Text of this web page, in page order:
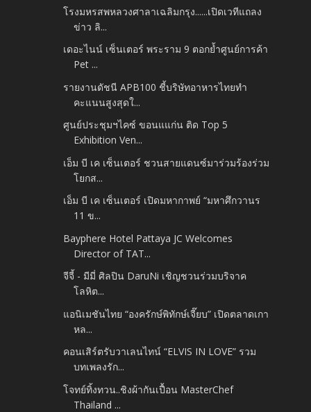
โรงมหรสพหลวงศาลาเฉลิมกรุง......เปิดเวทีแถลง
ข่าว ลิ...
เดอะไนน์ เซ็นเตอร์ พระราม 9 ตอกย้ำศูนย์การค้า
Pet ...
รายงานดัชนี APB100 ชี้บริษัทอาหารไทยทำ
คะแนนสูงสุดใ...
ศูนย์ประชุมฯไคซ์ ขอนแแก่น ติด Top 5
Exhibition Ven...
เอ็ม บี เค เซ็นเตอร์ ชวนสายแดนซ์มาร่วมร้องร่วม
โยกส...
เอ็ม บี เค เซ็นเตอร์ เปิดมหากาพย์ “มหาศึกวานร
11 ข...
Bayphere Hotel Pattaya JC Welcomes
Director of TAT...
จีจี้ - มีมี่ ศิลปิน DaruNi เชิญชวนร่วมบริจาค
โลหิต...
แอนิเมชันไทย “องครักษ์พิทักษ์เจี๊ยบ” เปิดตลาดเกา
หล...
คอนเสิร์ตรับวาเลนไทน์ “ELVIS IN LOVE” รวม
บทเพลงรัก...
โจทย์ทิ้งทวน..ชิงผ้ากันเปื้อน MasterChef
Thailand ...